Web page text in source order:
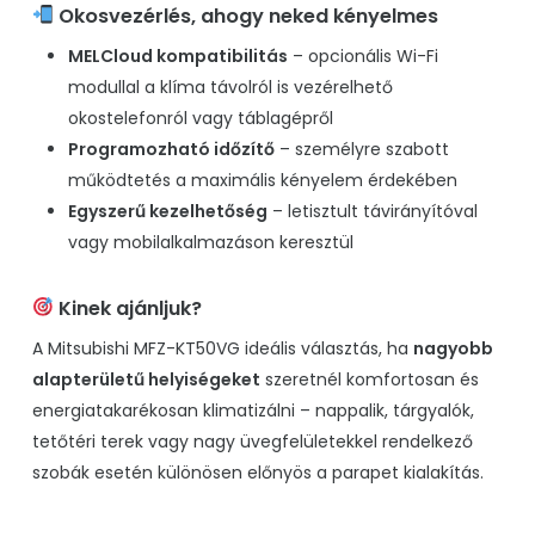
Okosvezérlés, ahogy neked kényelmes
MELCloud kompatibilitás – opcionális Wi-Fi
modullal a klíma távolról is vezérelhető
okostelefonról vagy táblagépről
Programozható időzítő– személyre szabott
működtetés a maximális kényelem érdekében
Egyszerű kezelhetőség – letisztult távirányítóval
vagy mobilalkalmazáson keresztül
Kinek ajánljuk?
A Mitsubishi MFZ-KT50VG ideális választás, ha nagyobb
alapterületű helyiségeket szeretnél komfortosan és
energiatakarékosan klimatizálni – nappalik, tárgyalók,
tetőtéri terek vagy nagy üvegfelületekkel rendelkező
szobák esetén különösen előnyös a parapet kialakítás.